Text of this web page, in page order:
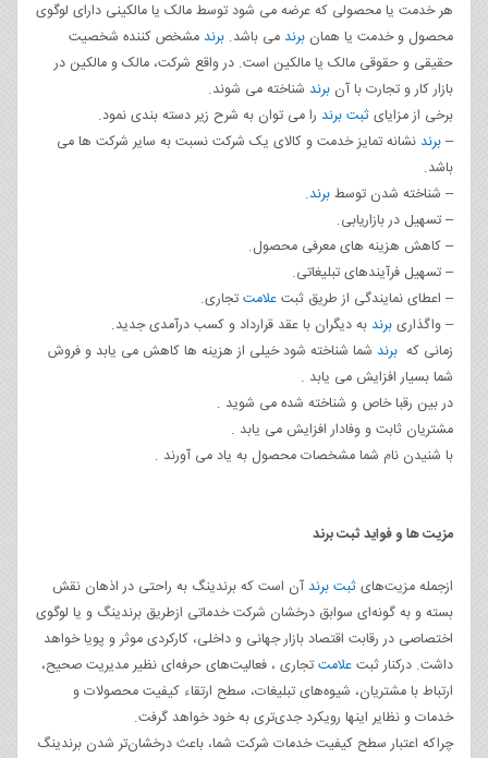
هر خدمت یا محصولی که عرضه می شود توسط مالک یا مالکینی دارای لوگوی
محصول و خدمت یا همان برند می باشد. برند مشخص کننده شخصیت
حقیقی و حقوقی مالک یا مالکین است. در واقع شرکت، مالک و مالکین در
بازار کار و تجارت با آن برند شناخته می شوند.
برخی از مزایایثبت برند را می توان به شرح زیر دسته بندی نمود.
–برند نشانه تمایز خدمت و کالای یک شرکت نسبت به سایر شرکت ها می
باشد.
– شناخته شدن توسطبرند.
– تسهیل در بازاریابی.
– کاهش هزینه های معرفی محصول.
– تسهیل فرآیندهای تبلیغاتی.
– اعطای نمایندگی از طریق ثبتعلامتتجاری.
– واگذاریبرند به دیگران با عقد قرارداد و کسب درآمدی جدید.
زمانی که برند شما شناخته شود خیلی از هزینه ها کاهش می یابد و فروش
شما بسیار افزایش می یابد .
در بین رقبا خاص و شناخته شده می شوید .
مشتریان ثابت و وفادار افزایش می یابد .
با شنیدن نام شما مشخصات محصول به یاد می آورند .
مزیت ها و فواید ثبت برند
ازجمله مزیت‌هایثبت برند آن است که برندینگ به راحتی در اذهان نقش
بسته و به گونه‌ای سوابق درخشان شرکت خدماتی ازطریق برندینگ و یا لوگوی
اختصاصی در رقابت اقتصاد بازار جهانی و داخلی، کارکردی موثر و پویا خواهد
داشت. درکنار ثبتعلامتتجاری ، فعالیت‌های حرفه‌ای نظیر مدیریت صحیح،
ارتباط با مشتریان، شیوه‌های تبلیغات، سطح ارتقاء کیفیت محصولات و
خدمات و نظایر اینها رویکرد جدی‌تری به خود خواهد گرفت.
چراکه اعتبار سطح کیفیت خدمات شرکت شما، باعث درخشان‌تر شدن برندینگ